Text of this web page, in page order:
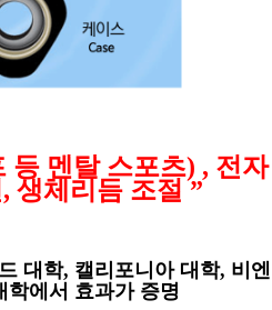
등 멘탈 스포츠) , 전자
, 생체리듬 조절”
대학, 캘리포니아 대학, 비엔
학에서 효과가 증명